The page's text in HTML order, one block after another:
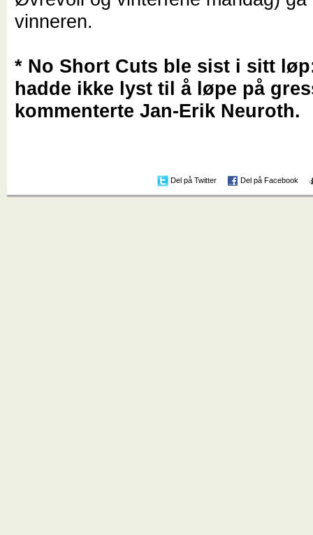
vinneren.
* No Short Cuts ble sist i sitt
hadde ikke lyst til å løpe på
kommenterte Jan-Erik Neuroth.
Del på Twitter Del på Facebook